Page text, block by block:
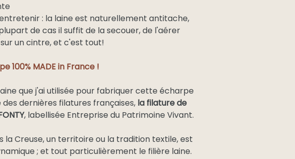
: la laine est naturellement antitache,
de cas il suffit de la secouer, de l'aérer
un cintre, et c'est tout!
100% MADE in France !
laine que j'ai utilisée pour fabriquer cette écharpe
des dernières filatures françaises, la filature de
, labellisée Entreprise du Patrimoine Vivant.
la Creuse, un territoire ou la tradition textile, est
; et tout particulièrement le filière laine.